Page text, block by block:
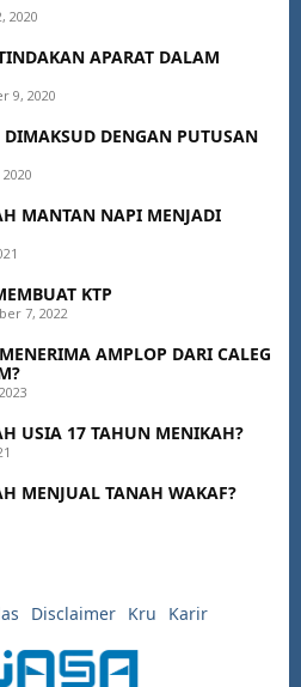
2020
APARAT DALAM
9, 2020
DENGAN PUTUSAN
2020
MANTAN NAPI MENJADI
KTP
7, 2022
AMPLOP DARI CALEG
USIA 17 TAHUN MENIKAH?
MENJUAL TANAH WAKAF?
Disclaimer Kru Karir